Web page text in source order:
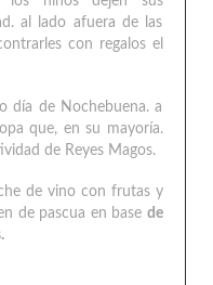
al lado afuera de las
con regalos el
día de Nochebuena. a
que, en su mayoría.
de Reyes Magos.
de vino con frutas y
de pascua en base de